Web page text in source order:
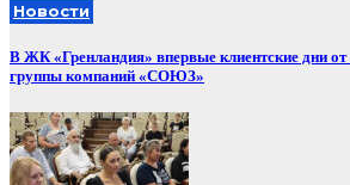
Новости
В ЖК «Гренландия» впервые клиентские дни
группы компаний «СОЮЗ»